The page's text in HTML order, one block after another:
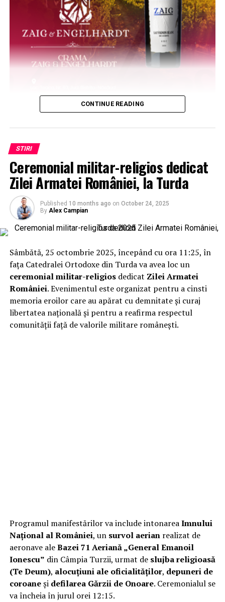
CONTINUE READING
STIRI
Ceremonial militar-religios dedicat
Zilei Armatei României, la Turda
Published 10 months ago on October 24, 2025
By Alex Campian
Sâmbătă, 25 octombrie 2025, începând cu ora 11:25, în
fața Catedralei Ortodoxe din Turda va avea loc un
ceremonial militar-religiosdedicat Zilei Armatei
României. Evenimentul este organizat pentru a cinsti
memoria eroilor care au apărat cu demnitate și curaj
libertatea națională și pentru a reafirma respectul
comunității față de valorile militare românești.
Programul manifestărilor va include intonareaImnului
Național al României, un survol aerianrealizat de
aeronave aleBazei 71 Aeriană „General Emanoil
Ionescu” din Câmpia Turzii, urmat de slujba religioasă
(Te Deum), alocuțiuni ale oficialităților, depuneri de
coroaneși defilarea Gărzii de Onoare. Ceremonialul se
va încheia în jurul orei 12:15.